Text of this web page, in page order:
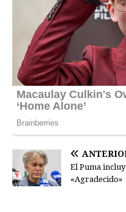
El Puma
«Agradecido»